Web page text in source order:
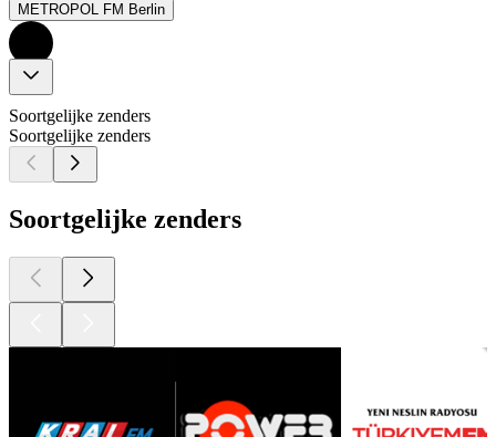
METROPOL FM Berlin
Soortgelijke zenders
Soortgelijke zenders
Soortgelijke zenders